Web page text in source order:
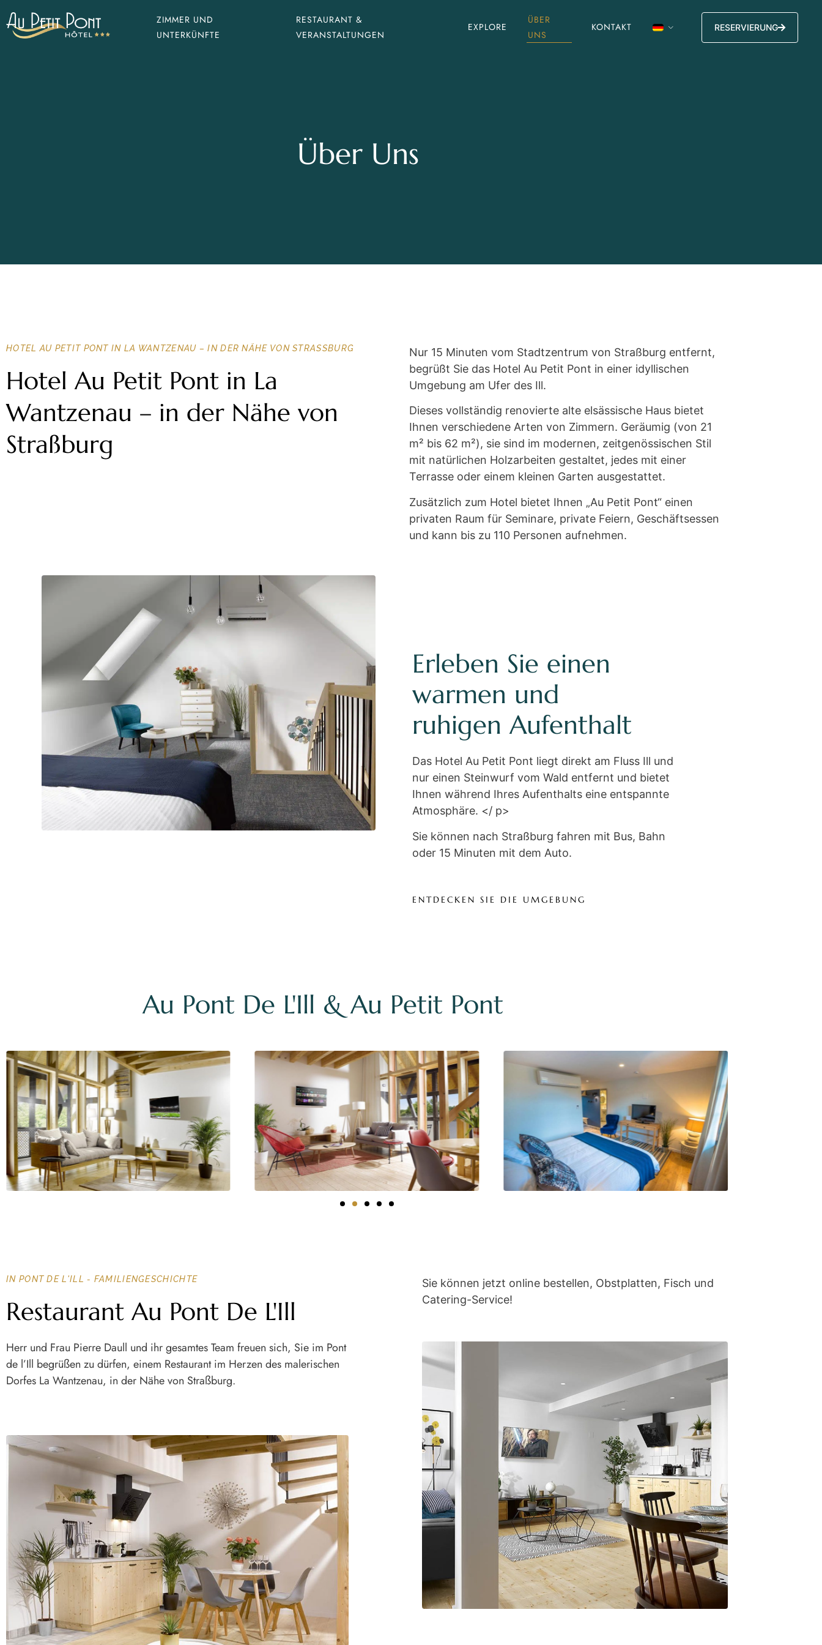
ZIMMER UND
UNTERKÜNFTE
RESTAURANT &
VERANSTALTUNGEN
EXPLORE
ÜBER
UNS
KONTAKT RESERVIERUNG
Über Uns
HOTEL AU PETIT PONT IN LA WANTZENAU – IN DER NÄHE VON STRASSBURG
Hotel Au Petit Pont in La
Wantzenau – in der Nähe von
Straßburg
Nur 15 Minuten vom Stadtzentrum von Straßburg entfernt,
begrüßt Sie das Hotel Au Petit Pont in einer idyllischen
Umgebung am Ufer des Ill.
Dieses vollständig renovierte alte elsässische Haus bietet
Ihnen verschiedene Arten von Zimmern. Geräumig (von 21
m² bis 62 m²), sie sind im modernen, zeitgenössischen Stil
mit natürlichen Holzarbeiten gestaltet, jedes mit einer
Terrasse oder einem kleinen Garten ausgestattet.
Zusätzlich zum Hotel bietet Ihnen „Au Petit Pont“ einen
privaten Raum für Seminare, private Feiern, Geschäftsessen
und kann bis zu 110 Personen aufnehmen.
Erleben Sie einen
warmen und
ruhigen Aufenthalt
Das Hotel Au Petit Pont liegt direkt am Fluss Ill und
nur einen Steinwurf vom Wald entfernt und bietet
Ihnen während Ihres Aufenthalts eine entspannte
Atmosphäre. </ p>
Sie können nach Straßburg fahren mit Bus, Bahn
oder 15 Minuten mit dem Auto.
ENTDECKEN SIE DIE UMGEBUNG
Au Pont De L'Ill & Au Petit Pont
IN PONT DE L'ILL - FAMILIENGESCHICHTE
Restaurant Au Pont De L'Ill
Herr und Frau Pierre Daull und ihr gesamtes Team freuen sich, Sie im Pont
de l’Ill begrüßen zu dürfen, einem Restaurant im Herzen des malerischen
Dorfes La Wantzenau, in der Nähe von Straßburg.
Sie können jetzt online bestellen, Obstplatten, Fisch und
Catering-Service!